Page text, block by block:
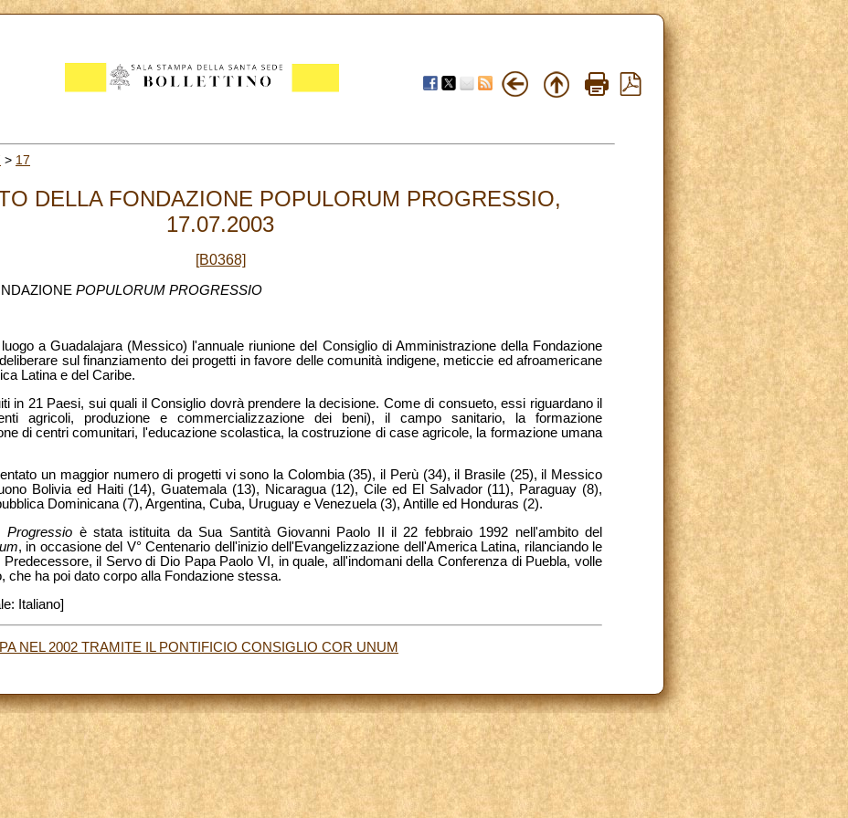
> 17
DELLA FONDAZIONE POPULORUM PROGRESSIO,
17.07.2003
[B0368]
POPULORUM PROGRESSIO
a Guadalajara (Messico) l'annuale riunione del Consiglio di Amministrazione della Fondazione
sul finanziamento dei progetti in favore delle comunità indigene, meticcie ed afroamericane
Latina e del Caribe.
in 21 Paesi, sui quali il Consiglio dovrà prendere la decisione. Come di consueto, essi riguardano il
agricoli, produzione e commercializzazione dei beni), il campo sanitario, la formazione
di centri comunitari, l'educazione scolastica, la costruzione di case agricole, la formazione umana
un maggior numero di progetti vi sono la Colombia (35), il Perù (34), il Brasile (25), il Messico
Bolivia ed Haiti (14), Guatemala (13), Nicaragua (12), Cile ed El Salvador (11), Paraguay (8),
Dominicana (7), Argentina, Cuba, Uruguay e Venezuela (3), Antille ed Honduras (2).
Progressio è stata istituita da Sua Santità Giovanni Paolo II il 22 febbraio 1992 nell'ambito del
, in occasione del V° Centenario dell'inizio dell'Evangelizzazione dell'America Latina, rilanciando le
il Servo di Dio Papa Paolo VI, in quale, all'indomani della Conferenza di Puebla, volle
che ha poi dato corpo alla Fondazione stessa.
Italiano]
NEL 2002 TRAMITE IL PONTIFICIO CONSIGLIO COR UNUM